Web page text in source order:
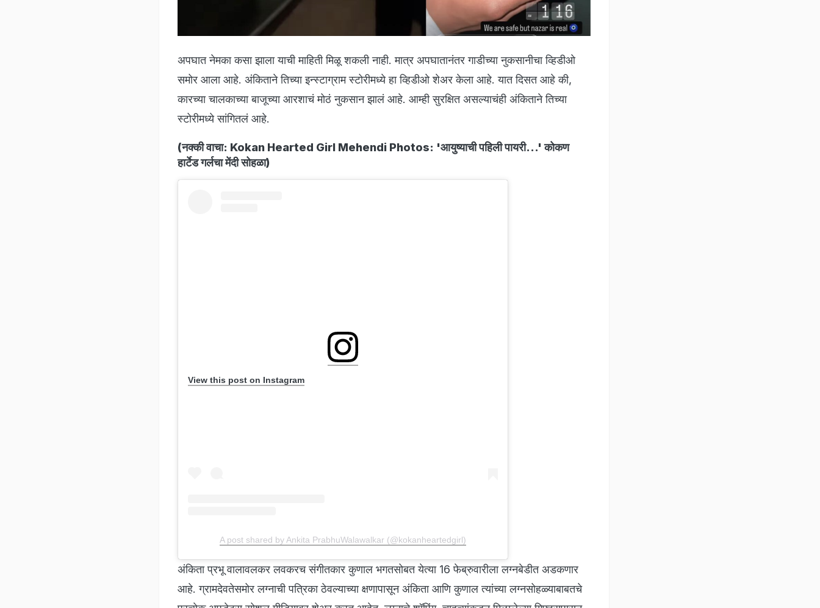
अपघात नेमका कसा झाला याची माहिती मिळू शकली नाही. मात्र अपघातानंतर गाडीच्या नुकसानीचा व्हिडीओ
समोर आला आहे. अंकिताने तिच्या इन्स्टाग्राम स्टोरीमध्ये हा व्हिडीओ शेअर केला आहे. यात दिसत आहे की,
कारच्या चालकाच्या बाजूच्या आरशाचं मोठं नुकसान झालं आहे. आम्ही सुरक्षित असल्याचंही अंकिताने तिच्या
स्टोरीमध्ये सांगितलं आहे.
(नक्की वाचा: Kokan Hearted Girl Mehendi Photos: 'आयुष्याची पहिली पायरी...' कोकण
हार्टेड गर्लचा मेंदी सोहळा)
View this post on Instagram
A post shared by Ankita PrabhuWalawalkar (@kokanheartedgirl)
अंकिता प्रभू वालावलकर लवकरच संगीतकार कुणाल भगतसोबत येत्या 16 फेब्रुवारीला लग्नबेडीत अडकणार
आहे. ग्रामदेवतेसमोर लग्नाची पत्रिका ठेवल्याच्या क्षणापासून अंकिता आणि कुणाल त्यांच्या लग्नसोहळ्याबाबतचे